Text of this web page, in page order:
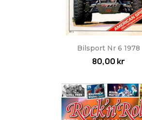
Bilsport Nr 6 1978
80,00 kr